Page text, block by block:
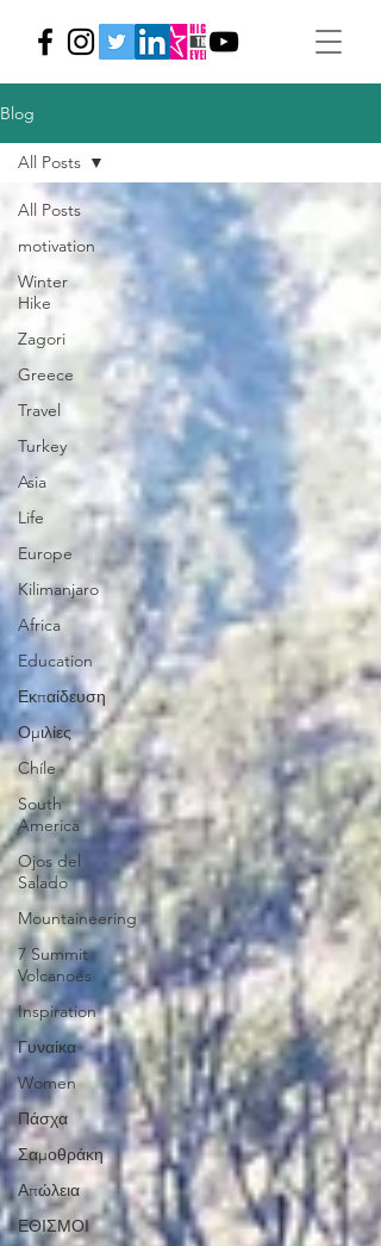
Blog
All Posts
motivation
Winter
Hike
Zagori
Greece
Travel
Turkey
Asia
Life
Europe
Kilimanjaro
Africa
Education
Εκπαίδευση
Ομιλίες
Chíle
South
America
Ojos del
Salado
Mountaineering
7 Summit
Volcanoes
Inspiration
Γυναίκα
Women
Πάσχα
Σαμοθράκη
Απώλεια
ΕΘΙΣΜΟΙ
All Posts